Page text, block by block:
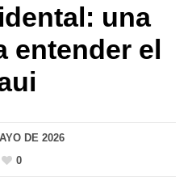
una
entender el
DE 2026
0